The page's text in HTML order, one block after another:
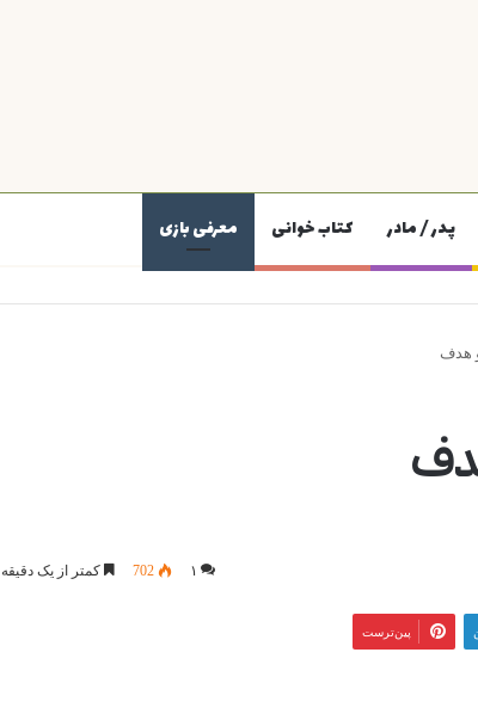
پدر / مادر کتاب خوانی معرفی بازی
هدف
۱ 702 کمتر از یک دقیقه
‫پین‌ترست